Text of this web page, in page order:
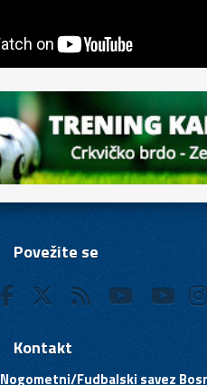
Povežite se
Kontakt
Nogometni/Fudbalski savez